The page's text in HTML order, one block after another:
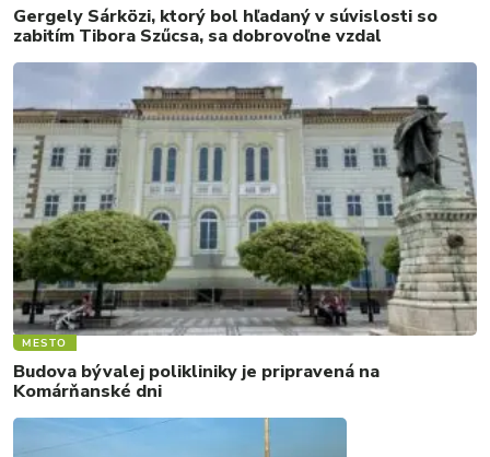
Gergely Sárközi, ktorý bol hľadaný v súvislosti so
zabitím Tibora Szűcsa, sa dobrovoľne vzdal
MESTO
Budova bývalej polikliniky je pripravená na
Komárňanské dni